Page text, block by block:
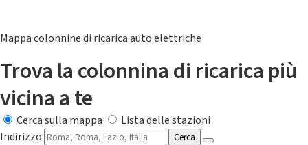
Mappa colonnine di ricarica auto elettriche
Trova la colonnina di ricarica più
vicina a te
Cerca sulla mappa
Lista delle stazioni
Indirizzo
Cerca